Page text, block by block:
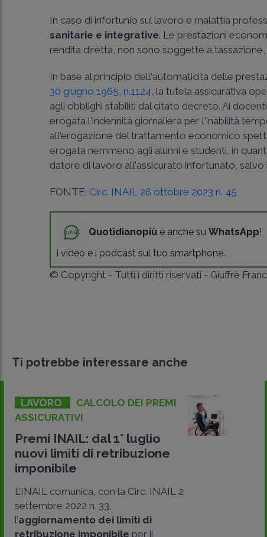
In caso di infortunio sul lavoro e malattia
sanitarie e integrative. Le prestazioni
rendita diretta, non sono soggette a
In base al principio dell'automaticità delle
30 giugno 1965, n.1124, la tutela assicurativa
agli obblighi stabiliti dal citato decreto. Ai
erogata l'indennità giornaliera per l'inabilità
all'erogazione del trattamento economico
erogata nemmeno agli alunni e studenti, in
datore di lavoro all'assicurato infortunato, salvo
FONTE: Circ. INAIL 26 ottobre 2023 n. 45
Quotidianopiù è anche suWhatsApp!
i video e i podcast sul tuo smartphone.
© Copyright - Tutti i diritti riservati - Giuffrè
Ti potrebbe interessare anche
LAVORO
CALCOLO DEI PREMI
ASSICURATIVI
Premi INAIL: dal 1° luglio
nuovi limiti di retribuzione
imponibile
L’INAIL comunica, con la Circ. INAIL 2
settembre 2022 n. 33,
l’aggiornamento dei limiti di
retribuzione imponibile per il